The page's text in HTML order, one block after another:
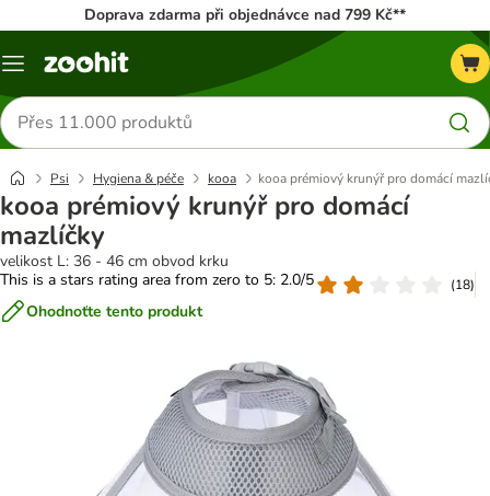
Doprava zdarma při objednávce nad 799 Kč**
Menu
Hledat
produkty
Psi Hygiena & péče kooa kooa prémiový krunýř pro domácí
kooa prémiový krunýř pro domácí
mazlíčky
velikost L: 36 - 46 cm obvod krku
This is a stars rating area from zero to 5: 2.0/5
(18)
Ohodnoťte tento produkt